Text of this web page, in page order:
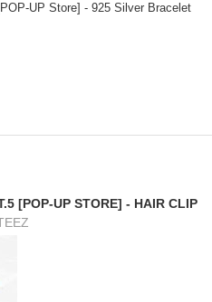
UP Store] - 925 Silver Bracelet
[POP-UP STORE] - HAIR CLIP